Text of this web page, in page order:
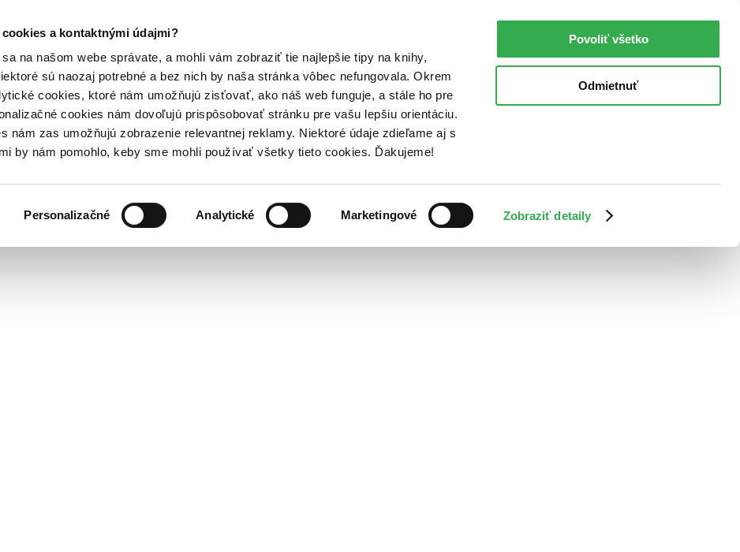
a kontaktnými údajmi?
na našom webe správate, a mohli vám zobraziť tie najlepšie tipy na knihy,
sú naozaj potrebné a bez nich by naša stránka vôbec nefungovala. Okrem
cookies, ktoré nám umožňujú zisťovať, ako náš web funguje, a stále ho pre
cookies nám dovoľujú prispôsobovať stránku pre vašu lepšiu orientáciu.
nám zas umožňujú zobrazenie relevantnej reklamy. Niektoré údaje zdieľame aj s
by nám pomohlo, keby sme mohli používať všetky tieto cookies. Ďakujeme!
Personalizačné Analytické Marketingové Zobraziť detaily
Povoliť všetko
Odmietnuť